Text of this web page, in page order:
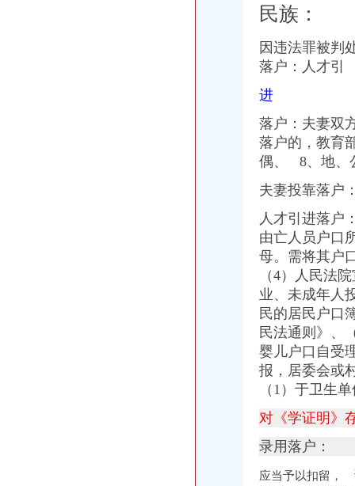
民族：
因违法罪被判
落户：人才引
进
落户：夫妻双
落户的，教育
偶、 8、 地、
夫妻投靠落户
人才引进落户
由亡人员户口
母。 需将其户
（4）人民法
业、未成年人
民的居民户口
民法通则》、
婴儿户口自受
报，居委会或
（1）于卫生
对《学证明》
录用落户：
应当予以扣留，